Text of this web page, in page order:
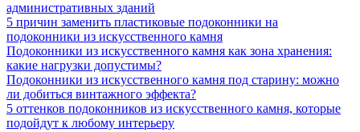
административных зданий
5 причин заменить пластиковые подоконники на
подоконники из искусственного камня
Подоконники из искусственного камня как зона хранения:
какие нагрузки допустимы?
Подоконники из искусственного камня под старину: можно
ли добиться винтажного эффекта?
5 оттенков подоконников из искусственного камня, которые
подойдут к любому интерьеру